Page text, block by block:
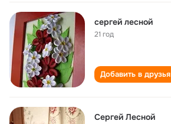
сергей лесной
21 год
Добавить в друзья
Сергей Лесной